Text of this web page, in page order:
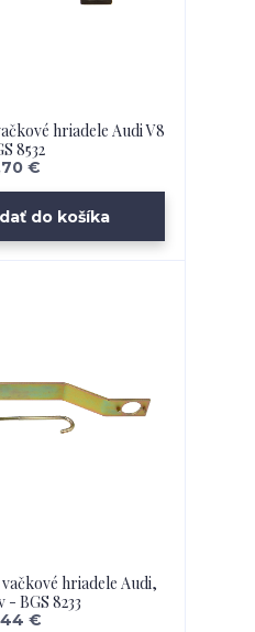
hriadele Audi V8
8532
€
do košíka
hriadele Audi,
- BGS 8233
€